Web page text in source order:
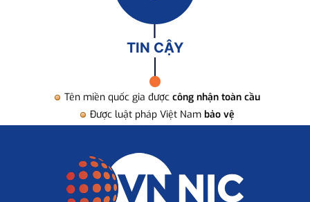
TIN CẬY
Tên miền quốc gia được công nhận toàn cầu
Được luật pháp Việt Nam bảo vệ